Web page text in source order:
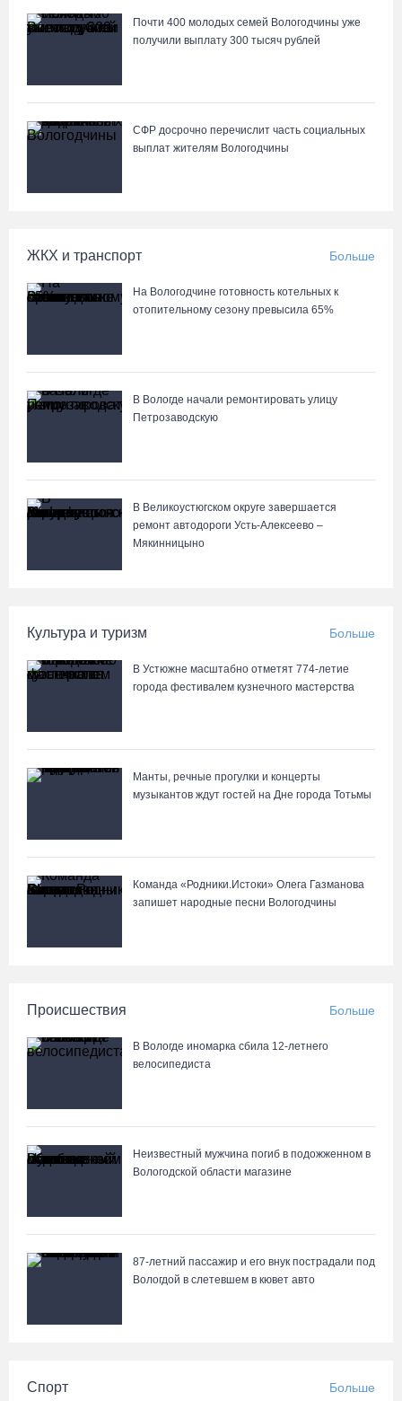
07.08.26 / 14:20
честь юбилея города
Кириллов станет новой столицей «Серебряного ожерелья» в
свой 250-летний юбилей
07.08.26 / 12:49
Череповецкая пенсионерка продала украшения и лишилась
более полумиллиона рублей
07.08.26 / 12:32
В центре Вологды появилось необычное кафе в автобусе
07.08.26 / 11:22
Почти 400 молодых семей Вологодчины уже
получили выплату 300 тысяч рублей
СФР досрочно перечислит часть социальных
выплат жителям Вологодчины
ЖКХ и транспорт Больше
На Вологодчине готовность котельных к
отопительному сезону превысила 65%
В Вологде начали ремонтировать улицу
Петрозаводскую
В Великоустюгском округе завершается
ремонт автодороги Усть-Алексеево –
Мякинницыно
Культура и туризм Больше
В Устюжне масштабно отметят 774-летие
города фестивалем кузнечного мастерства
Манты, речные прогулки и концерты
музыкантов ждут гостей на Дне города Тотьмы
Команда «Родники.Истоки» Олега Газманова
запишет народные песни Вологодчины
Происшествия Больше
В Вологде иномарка сбила 12-летнего
велосипедиста
Неизвестный мужчина погиб в подожженном в
Вологодской области магазине
87-летний пассажир и его внук пострадали под
Вологдой в слетевшем в кювет авто
Спорт Больше